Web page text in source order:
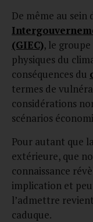
De même au sein
(GIEC), le groupe
physiques du
conséquences du
termes de
considérations
scénarios
Pour autant que
extérieure, que
connaissance
implication et
l’admettre
caduque.